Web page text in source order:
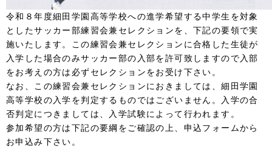
令和８年度細田学園高等学校への進学希望する中学生を対象
としたサッカー部練習会兼セレクションを、下記の要領で実
施いたします。この練習会兼セレクションに合格した生徒が
入学した場合のみサッカー部の入部を許可致しますので入部
をお考えの方は必ずセレクションをお受け下さい。
なお、この練習会兼セレクションにおきましては、細田学園
高等学校の入学を判定するものではございません。入学の合
否判定につきましては、入学試験によって行われます。
参加希望の方は下記の要綱をご確認の上、申込フォームから
お申込み下さい。